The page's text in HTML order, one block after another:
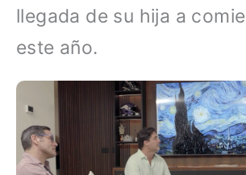
llegada de su hija a
este año.